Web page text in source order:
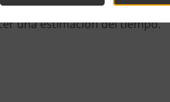
y realice el pedido cuando
una estimación del tiempo.